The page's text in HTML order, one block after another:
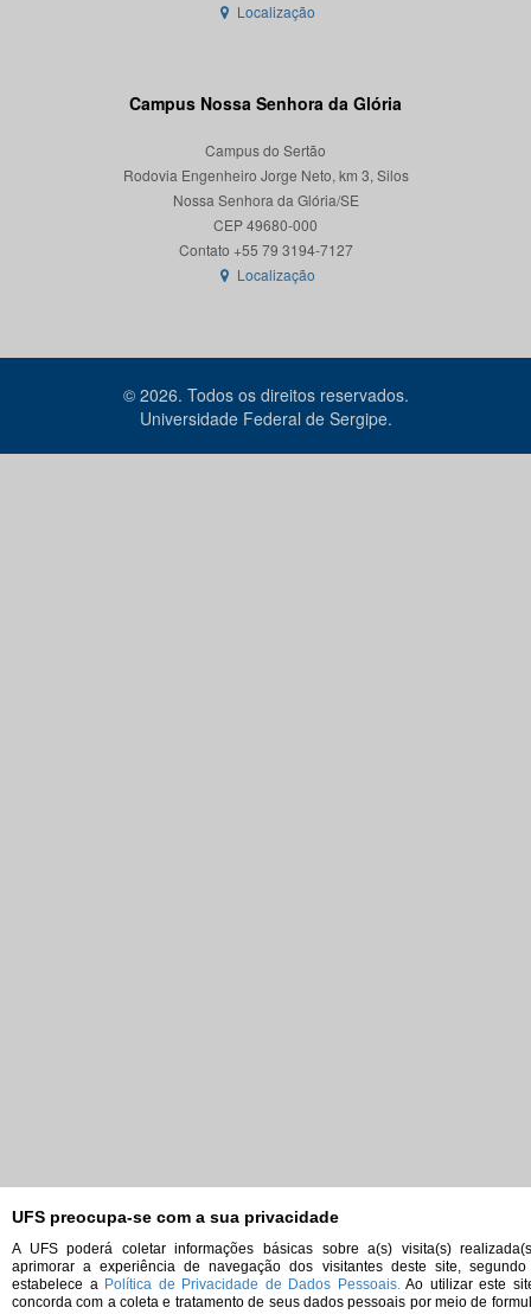
UFS preocupa-se com a sua privacidade
A UFS poderá coletar informações básicas sobre a(s) visita(s)
aprimorar a experiência de navegação dos visitantes deste site,
estabelece a Política de Privacidade de Dados Pessoais.Ao utilizar este
concorda com a coleta e tratamento de seus dados pessoais por meio de
Localização
Campus Nossa Senhora da Glória
Campus do Sertão
Rodovia Engenheiro Jorge Neto, km 3, Silos
Nossa Senhora da Glória/SE
CEP 49680-000
Contato +55 79 3194-7127
Localização
© 2026. Todos os direitos reservados.
Universidade Federal de Sergipe.